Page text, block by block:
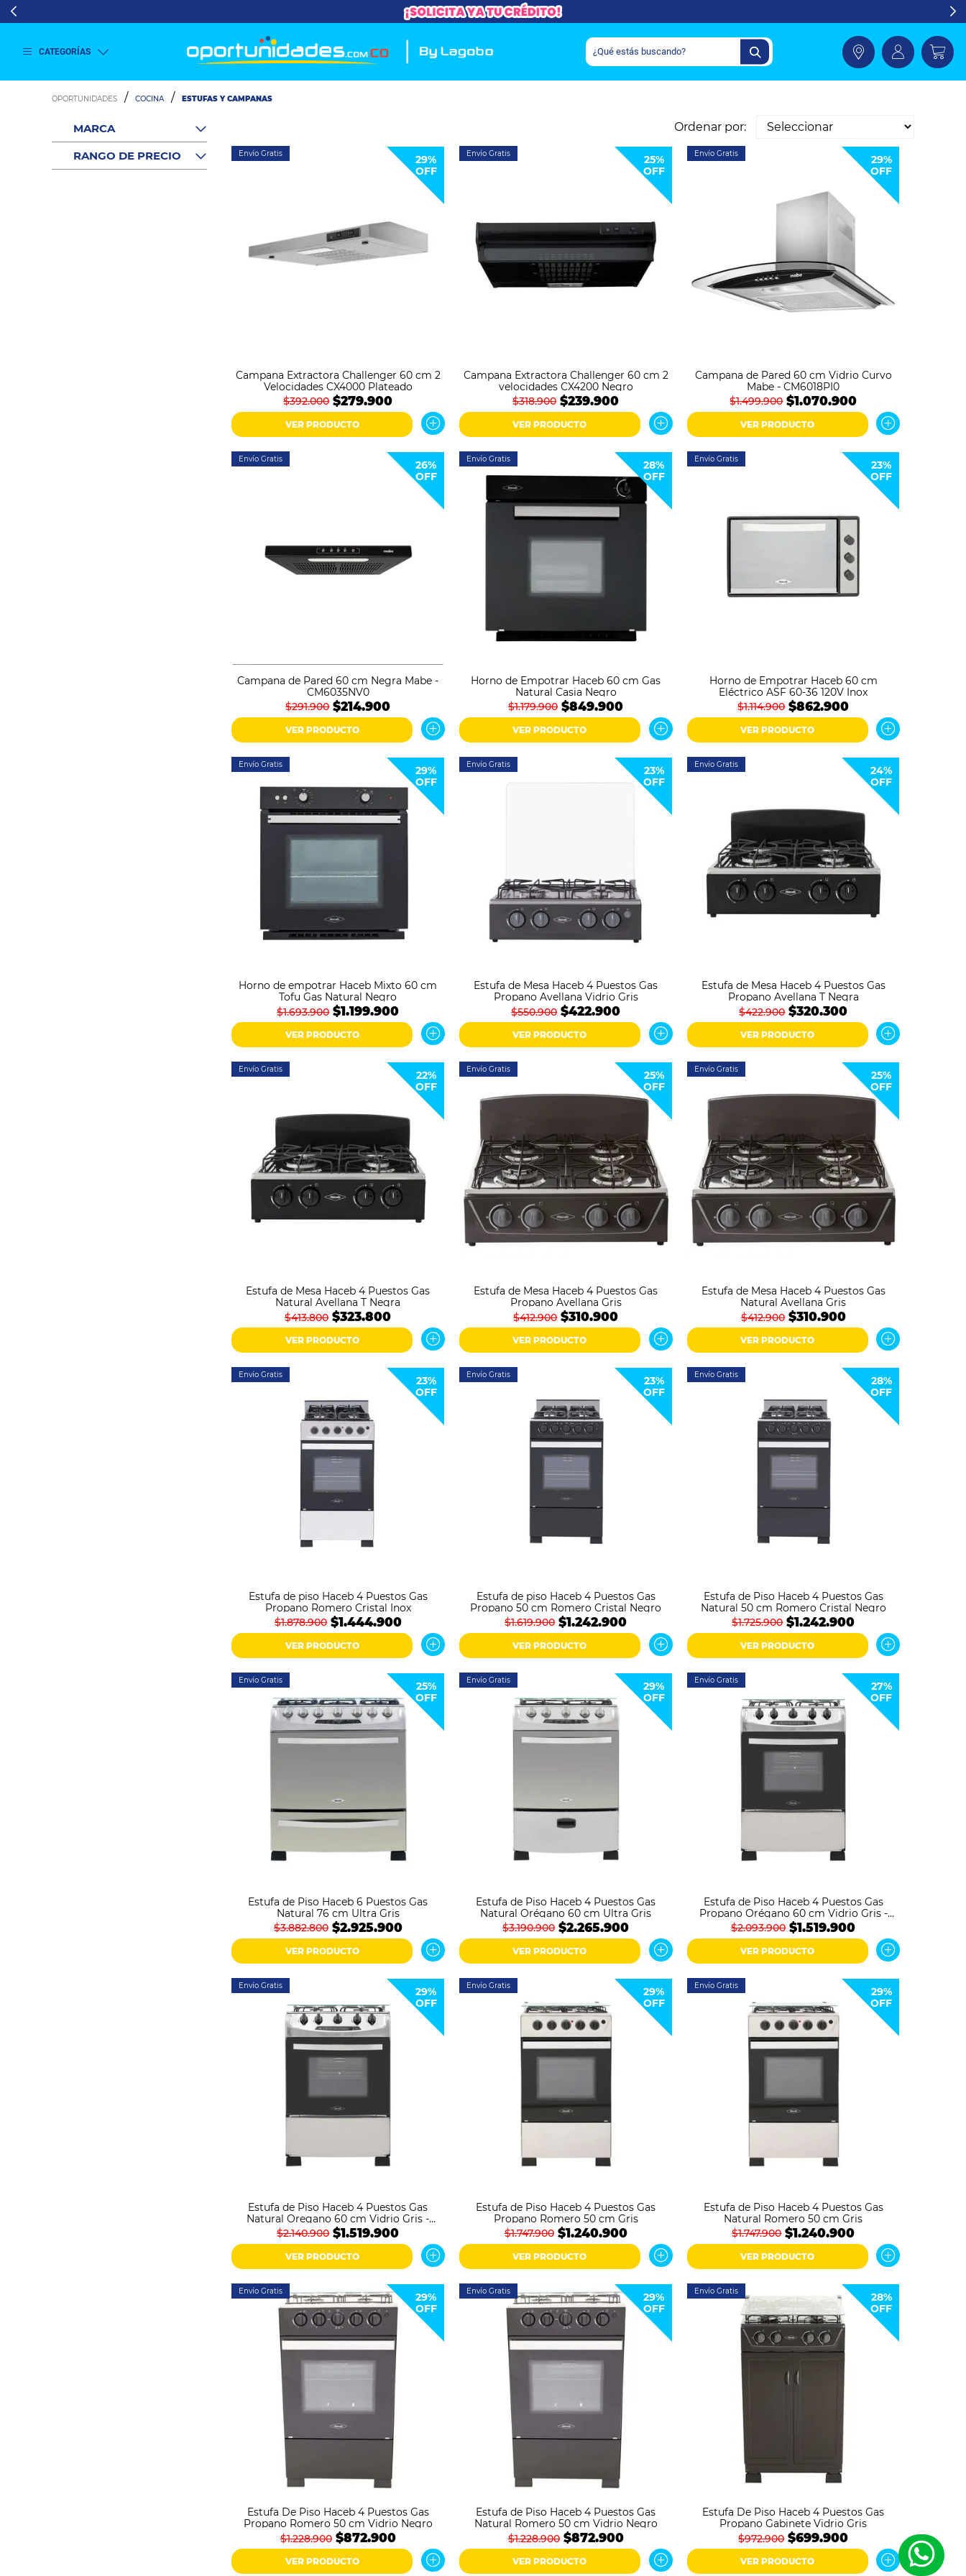
CATEGORÍAS
Secado
Refrigeración
más
COCINA ESTUFAS Y CAMPANAS
MARCA
RANGO DE PRECIO
Ordenar por:
Envío Gratis
29%
OFF
Campana Extractora Challenger 60 cm 2
Velocidades CX4000 Plateado
$392.000 $279.900
VER PRODUCTO
Envío Gratis
25%
OFF
Campana Extractora Challenger 60 cm 2
velocidades CX4200 Negro
$318.900 $239.900
VER PRODUCTO
Envío Gratis
29%
OFF
Campana de Pared 60 cm Vidrio Curvo
Mabe - CM6018PI0
$1.499.900 $1.070.900
VER PRODUCTO
Envío Gratis
26%
OFF
Campana de Pared 60 cm Negra Mabe -
CM6035NV0
$291.900 $214.900
VER PRODUCTO
Envío Gratis
28%
OFF
Horno de Empotrar Haceb 60 cm Gas
Natural Casia Negro
$1.179.900 $849.900
VER PRODUCTO
Envío Gratis
23%
OFF
Horno de Empotrar Haceb 60 cm
Eléctrico ASF 60-36 120V Inox
$1.114.900 $862.900
VER PRODUCTO
Envío Gratis
29%
OFF
Horno de empotrar Haceb Mixto 60 cm
Tofu Gas Natural Negro
$1.693.900 $1.199.900
VER PRODUCTO
Envío Gratis
23%
OFF
Estufa de Mesa Haceb 4 Puestos Gas
Propano Avellana Vidrio Gris
$550.900 $422.900
VER PRODUCTO
Envío Gratis
24%
OFF
Estufa de Mesa Haceb 4 Puestos Gas
Propano Avellana T Negra
$422.900 $320.300
VER PRODUCTO
Envío Gratis
22%
OFF
Estufa de Mesa Haceb 4 Puestos Gas
Natural Avellana T Negra
$413.800 $323.800
VER PRODUCTO
Envío Gratis
25%
OFF
Estufa de Mesa Haceb 4 Puestos Gas
Propano Avellana Gris
$412.900 $310.900
VER PRODUCTO
Envío Gratis
25%
OFF
Estufa de Mesa Haceb 4 Puestos Gas
Natural Avellana Gris
$412.900 $310.900
VER PRODUCTO
Envío Gratis
23%
OFF
Estufa de piso Haceb 4 Puestos Gas
Propano Romero Cristal Inox
$1.878.900 $1.444.900
VER PRODUCTO
Envío Gratis
23%
OFF
Estufa de piso Haceb 4 Puestos Gas
Propano 50 cm Romero Cristal Negro
$1.619.900 $1.242.900
VER PRODUCTO
Envío Gratis
28%
OFF
Estufa de Piso Haceb 4 Puestos Gas
Natural 50 cm Romero Cristal Negro
$1.725.900 $1.242.900
VER PRODUCTO
Envío Gratis
25%
OFF
Estufa de Piso Haceb 6 Puestos Gas
Natural 76 cm Ultra Gris
$3.882.800 $2.925.900
VER PRODUCTO
Envío Gratis
29%
OFF
Estufa de Piso Haceb 4 Puestos Gas
Natural Orégano 60 cm Ultra Gris
$3.190.900 $2.265.900
VER PRODUCTO
Envío Gratis
27%
OFF
Estufa de Piso Haceb 4 Puestos Gas
Propano Orégano 60 cm Vidrio Gris -
Negro
$2.093.900 $1.519.900
VER PRODUCTO
Envío Gratis
29%
OFF
Estufa de Piso Haceb 4 Puestos Gas
Natural Oregano 60 cm Vidrio Gris -
Negro
$2.140.900 $1.519.900
VER PRODUCTO
Envío Gratis
29%
OFF
Estufa de Piso Haceb 4 Puestos Gas
Propano Romero 50 cm Gris
$1.747.900 $1.240.900
VER PRODUCTO
Envío Gratis
29%
OFF
Estufa de Piso Haceb 4 Puestos Gas
Natural Romero 50 cm Gris
$1.747.900 $1.240.900
VER PRODUCTO
Envío Gratis
29%
OFF
Estufa De Piso Haceb 4 Puestos Gas
Propano Romero 50 cm Vidrio Negro
$1.228.900 $872.900
VER PRODUCTO
Envío Gratis
29%
OFF
Estufa de Piso Haceb 4 Puestos Gas
Natural Romero 50 cm Vidrio Negro
$1.228.900 $872.900
VER PRODUCTO
Envío Gratis
28%
OFF
Estufa De Piso Haceb 4 Puestos Gas
Propano Gabinete Vidrio Gris
$972.900 $699.900
VER PRODUCTO